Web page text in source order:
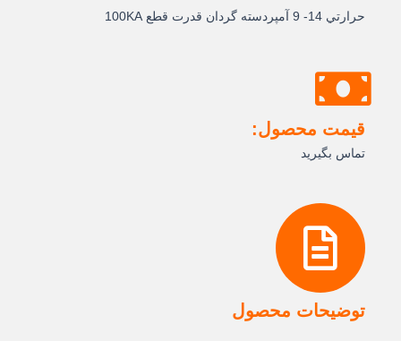
حرارتي 14- 9 آمپردسته گردان قدرت قطع 100KA
قیمت محصول:
تماس بگیرید
توضیحات محصول